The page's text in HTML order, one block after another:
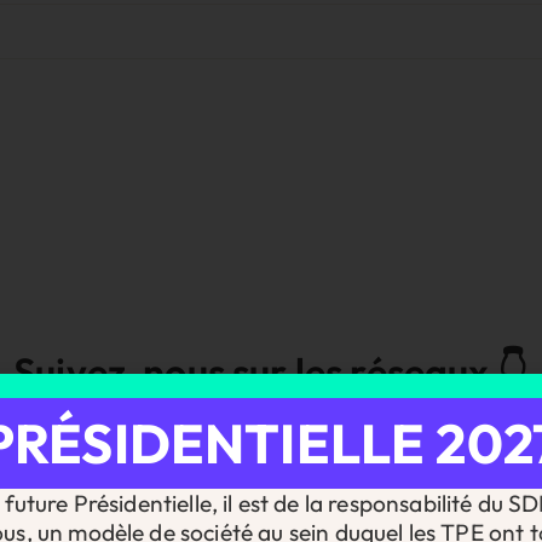
Suivez-nous sur les réseaux 👇
pas à côté des infos essentielles pour les chefs
: restez informé et prêt à agir en nous suivant sur
Présidentielle, il est de la responsabilité du
un modèle de société au sein duquel les TPE